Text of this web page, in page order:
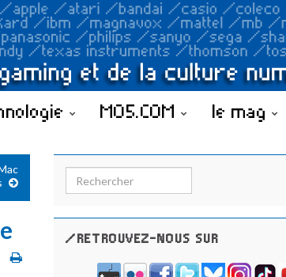
MO5.COM le mag
Search for:
/RETROUVEZ-NOUS SUR